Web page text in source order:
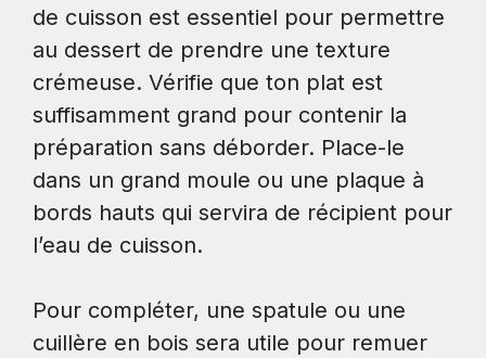
de cuisson est essentiel pour permettre
au dessert de prendre une texture
crémeuse. Vérifie que ton plat est
suffisamment grand pour contenir la
préparation sans déborder. Place-le
dans un grand moule ou une plaque à
bords hauts qui servira de récipient pour
l’eau de cuisson.
Pour compléter, une spatule ou une
cuillère en bois sera utile pour remuer